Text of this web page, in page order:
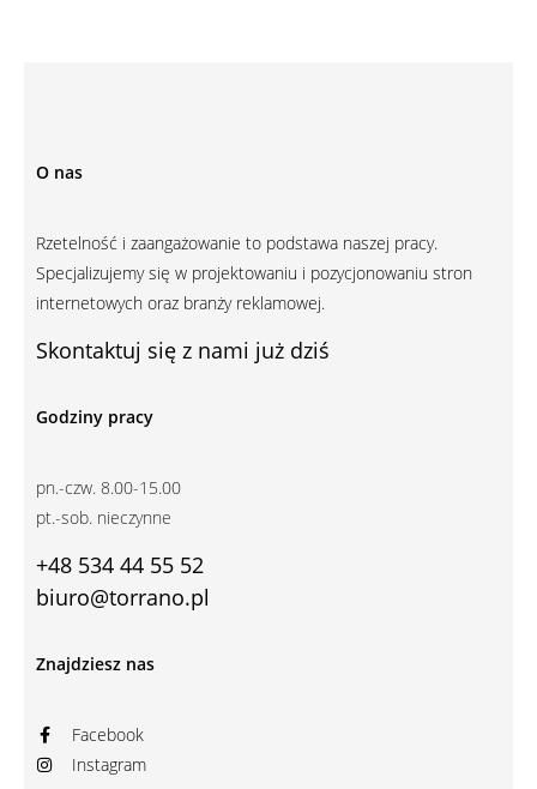
O nas
Rzetelność i zaangażowanie to podstawa naszej pracy.
Specjalizujemy się w projektowaniu i pozycjonowaniu stron
internetowych oraz branży reklamowej.
Skontaktuj się z nami już dziś
Godziny pracy
pn.-czw. 8.00-15.00
pt.-sob. nieczynne
+48 534 44 55 52
biuro@torrano.pl
Znajdziesz nas
Facebook
Instagram